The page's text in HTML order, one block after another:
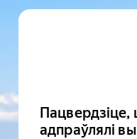
адпраўлялі